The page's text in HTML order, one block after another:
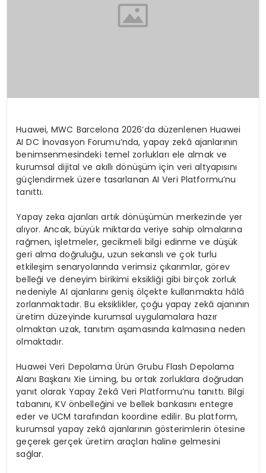
Huawei, MWC Barcelona 2026’da düzenlenen Huawei
AI DC İnovasyon Forumu’nda, yapay zekâ ajanlarının
benimsenmesindeki temel zorlukları ele almak ve
kurumsal dijital ve akıllı dönüşüm için veri altyapısını
güçlendirmek üzere tasarlanan AI Veri Platformu’nu
tanıttı.
Yapay zeka ajanları artık dönüşümün merkezinde yer
alıyor. Ancak, büyük miktarda veriye sahip olmalarına
rağmen, işletmeler, gecikmeli bilgi edinme ve düşük
geri alma doğruluğu, uzun sekanslı ve çok turlu
etkileşim senaryolarında verimsiz çıkarımlar, görev
belleği ve deneyim birikimi eksikliği gibi birçok zorluk
nedeniyle AI ajanlarını geniş ölçekte kullanmakta hâlâ
zorlanmaktadır. Bu eksiklikler, çoğu yapay zekâ ajanının
üretim düzeyinde kurumsal uygulamalara hazır
olmaktan uzak, tanıtım aşamasında kalmasına neden
olmaktadır.
Huawei Veri Depolama Ürün Grubu Flash Depolama
Alanı Başkanı Xie Liming, bu ortak zorluklara doğrudan
yanıt olarak Yapay Zekâ Veri Platformu’nu tanıttı. Bilgi
tabanını, KV önbelleğini ve bellek bankasını entegre
eder ve UCM tarafından koordine edilir. Bu platform,
kurumsal yapay zekâ ajanlarının gösterimlerin ötesine
geçerek gerçek üretim araçları haline gelmesini
sağlar.